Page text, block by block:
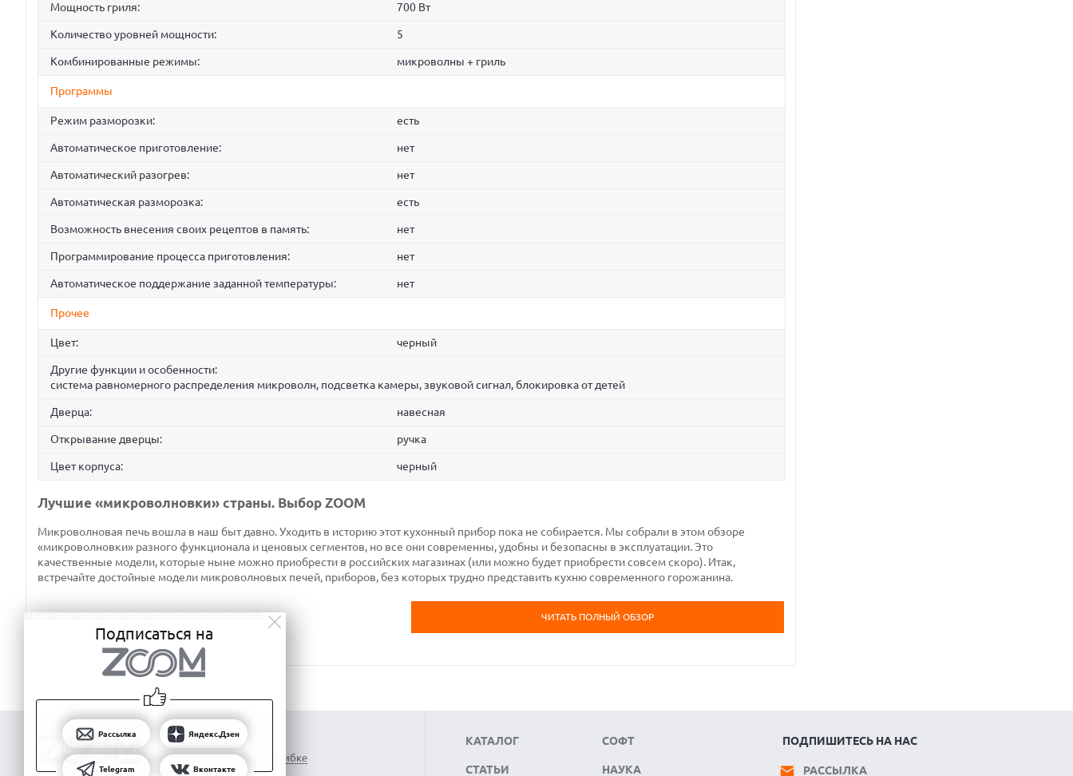
Мощность гриля: 700 Вт
Количество уровней мощности: 5
Комбинированные режимы: микроволны + гриль
Программы
Режим разморозки: есть
Автоматическое приготовление: нет
Автоматический разогрев: нет
Автоматическая разморозка: есть
Возможность внесения своих рецептов в память: нет
Программирование процесса приготовления: нет
Автоматическое поддержание заданной температуры: нет
Прочее
Цвет: черный
Другие функции и особенности:
система равномерного распределения микроволн, подсветка камеры, звуковой сигнал, блокировка от детей
Дверца: навесная
Открывание дверцы: ручка
Цвет корпуса: черный
Лучшие «микроволновки» страны. Выбор ZOOM
Микроволновая печь вошла в наш быт давно. Уходить в историю этот кухонный прибор пока не собирается. Мы собрали в этом обзоре
«микроволновки» разного функционала и ценовых сегментов, но все они современны, удобны и безопасны в эксплуатации. Это
качественные модели, которые ныне можно приобрести в российских магазинах (или можно будет приобрести совсем скоро). Итак,
встречайте достойные модели микроволновых печей, приборов, без которых трудно представить кухню современного горожанина.
ЧИТАТЬ ПОЛНЫЙ ОБЗОР
Сообщить об ошибке
КАТАЛОГ
СТАТЬИ
СОФТ
НАУКА
ПОДПИШИТЕСЬ НА НАС
РАССЫЛКА
Подписаться на
Рассылка Яндекс.Дзен
Telegram Вконтакте